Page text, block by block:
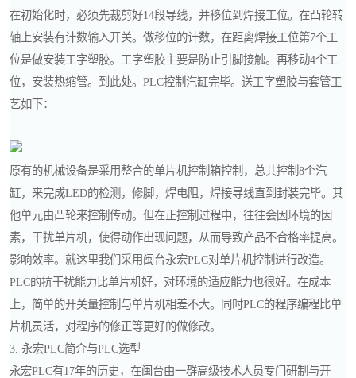
在初始化时，必须先裁剪好14段导线，并移位到焊接工位。在凸轮转
轴上安装有计数输入开关。做移位的计数，在距离焊接工位第7个工
位是做安装工字塑胶。工字塑胶主要是防止引脚接触。再移动4个工
位，安装热缩管。到此处。PLC控制汽缸完毕。送工字塑胶与套管工
艺如下：
原有的机械设备是采用整合的单片机控制箱控制，总共控制8个汽
缸，来完成LED的检测，修脚，焊电阻，焊接导线直到封装完毕。其
他单元由凸轮来控制传动。但在正控制过程中，往往会因环境的因
素，干扰单片机，使得动作出现问题，从而导致产品不合格率提高。
影响效率。就这里我们采用闽台永宏PLC对单片机控制进行改造。
PLC的抗干扰能力比单片机好，对环境的适应能力也很好。在成本
上，简单的开关量控制与单片机相差不大。同时PLC的程序编程比单
片机灵活，对程序的修正等更好的做修改。
3. 永宏PLC简介与PLC选型
永宏PLC有17年的历史，在闽台由一群高级技术人员专门研制与开